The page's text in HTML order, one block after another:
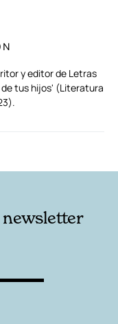
y editor de Letras
de tus hijos' (Literatura
newsletter